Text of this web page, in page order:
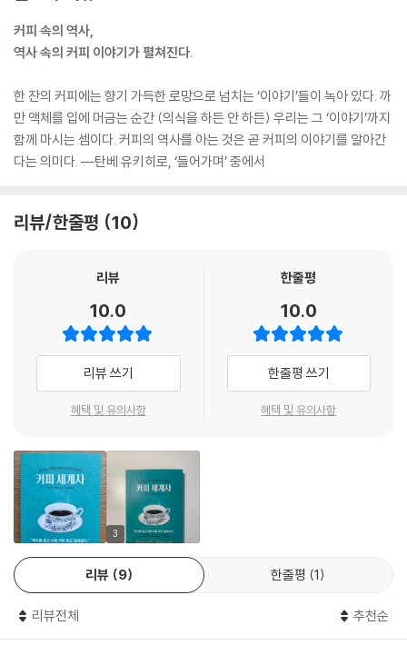
린다’라는 팸플릿을 발행했다는 기록도 남아있다. 또 커피하우스 내에서
이루어지는 시민토론을 탐탁지 않아 하던 국왕 찰스 2세가 여성들의 불만
일 만에 철회하는 해프닝도 벌어졌다.
--- p.95
영국과의 대립은 북아메리카 사람들의 음료가 차에서 커피로 대체되는 계
기로 작용하면서 커피 소비 증가로 이어졌다. 실제로 미국에서는 보스턴
보스턴에서는 홍차를 대신해 옅은 커피가 보급되었고, 미국 내에서도 특히
이때 선전에 동원된 것이 ‘최신 과학’이었다. 그들은 휴식시간 커피를 마시
는 것으로 일의 능률을 향상시킨다는 논문을 인용하며 노동자를 향해 커피
인용해 C. W. 포스트가 퍼뜨린 커피해악설을 반박하면서 ‘실은 커피가 몸
에도 좋고, 특히 지식인들에게 유용한 음료’라고 선전했다. 일반 가정주부
들을 대상으로는 ‘과학적이며 맛있는 커피 내리기’를 소개하기도 했다.
미국은 중남미에서 ‘제2의 쿠바’가 생겨나지 않도록, 냉전시대 서방국가의
리더로서 관리할 필요가 있었다. 그러자면 세계 커피 생산국의 경제와 정
세를 안정화해 공산주의와 반미 게릴라 세력이 대두하는 걸 막아야만 했
다. 고심하던 미국은 제2차 대전 때의 ‘환미커피협정’처럼, 이번에는 세계
규모의 커피 경제동맹체를 만들기로 했다.
--- p.179
커피 속의 역사,
역사 속의 커피 이야기가 펼쳐진다.
한 잔의 커피에는 향기 가득한 로망으로 넘치는 ‘이야기’들이 녹아 있다. 까
만 액체를 입에 머금는 순간 (의식을 하든 안 하든) 우리는 그 ‘이야기’까지
함께 마시는 셈이다. 커피의 역사를 아는 것은 곧 커피의 이야기를 알아간
다는 의미다. ―탄베 유키히로, ‘들어가며’ 중에서
리뷰/한줄평 10
리뷰
10.0
리뷰 쓰기
혜택 및 유의사항
한줄평
10.0
한줄평 쓰기
혜택 및 유의사항
3
리뷰 9 한줄평 1
리뷰전체 추천순